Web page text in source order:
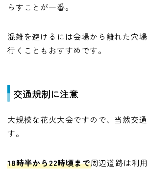
らすことが一番。
混雑を避けるには会場から離れた穴
行くこともおすすめです。
交通規制に注意
大規模な花火大会ですので、当然交
す。
18時半から22時頃まで周辺道路は利